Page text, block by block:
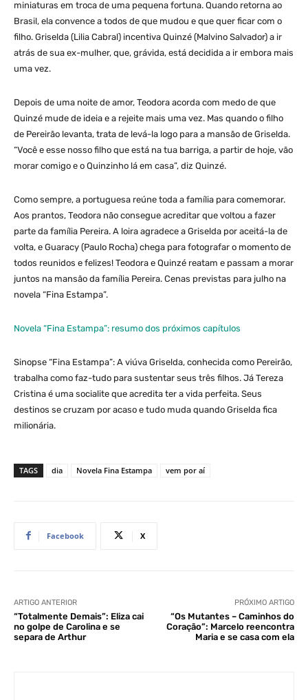
miniaturas em troca de uma pequena fortuna. Quando retorna ao
Brasil, ela convence a todos de que mudou e que quer ficar com o
filho. Griselda (Lilia Cabral) incentiva Quinzé (Malvino Salvador) a ir
atrás de sua ex-mulher, que, grávida, está decidida a ir embora mais
uma vez.
Depois de uma noite de amor, Teodora acorda com medo de que
Quinzé mude de ideia e a rejeite mais uma vez. Mas quando o filho
de Pereirão levanta, trata de levá-la logo para a mansão de Griselda.
“Você e esse nosso filho que está na tua barriga, a partir de hoje, vão
morar comigo e o Quinzinho lá em casa”, diz Quinzé.
Como sempre, a portuguesa reúne toda a família para comemorar.
Aos prantos, Teodora não consegue acreditar que voltou a fazer
parte da família Pereira. A loira agradece a Griselda por aceitá-la de
volta, e Guaracy (Paulo Rocha) chega para fotografar o momento de
todos reunidos e felizes! Teodora e Quinzé reatam e passam a morar
juntos na mansão da família Pereira. Cenas previstas para julho na
novela “Fina Estampa”.
Novela “Fina Estampa”: resumo dos próximos capítulos
Sinopse “Fina Estampa”: A viúva Griselda, conhecida como Pereirão,
trabalha como faz-tudo para sustentar seus três filhos. Já Tereza
Cristina é uma socialite que acredita ter a vida perfeita. Seus
destinos se cruzam por acaso e tudo muda quando Griselda fica
milionária.
TAGS dia Novela Fina Estampa vem por aí
Facebook X
ARTIGO ANTERIOR
“Totalmente Demais”: Eliza cai
no golpe de Carolina e se
separa de Arthur
PRÓXIMO ARTIGO
“Os Mutantes – Caminhos do
Coração”: Marcelo reencontra
Maria e se casa com ela